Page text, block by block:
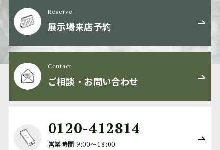
Reserve
展示場来店予約
Contact
ご相談・お問い合わせ
0120-412814
営業時間 9:00〜18:00